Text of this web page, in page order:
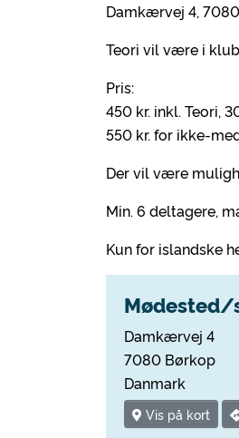
Damkærvej 4,
Teori vil være i
Pris:
450 kr. inkl. Teori,
550 kr. for ikke-
Der vil være
Min. 6 deltagere,
Kun for islandske
Damkærvej 4
7080 Børkop
Danmark
Vis på kort